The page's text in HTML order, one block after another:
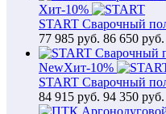
Хит-10%
START Сварочный
77 985 руб. 86 650 руб.
NewХит-10%
START Сварочный
84 915 руб. 94 350 руб.